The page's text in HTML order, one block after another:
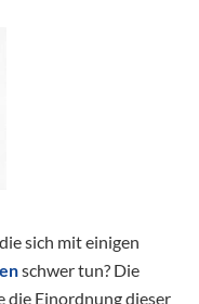
sich mit einigen
schwer tun? Die
die Einordnung dieser